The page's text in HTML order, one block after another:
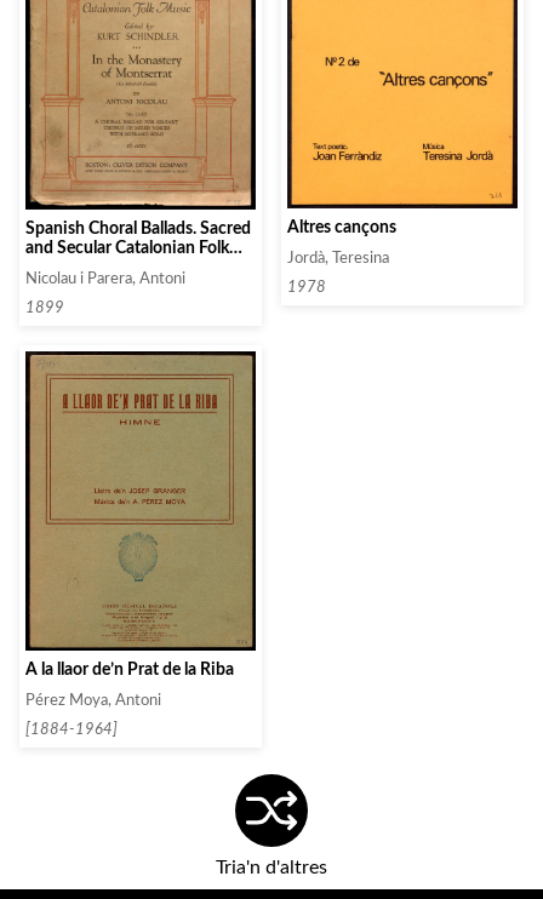
Spanish Choral Ballads. Sacred
and Secular Catalonian Folk
Music. In the Monastery of
Montserrat (La Mort del
Escolá)
Nicolau i Parera, Antoni
1899
Altres cançons
Jordà, Teresina
1978
A la llaor de’n Prat de la Riba
Pérez Moya, Antoni
[1884-1964]
Tria'n d'altres